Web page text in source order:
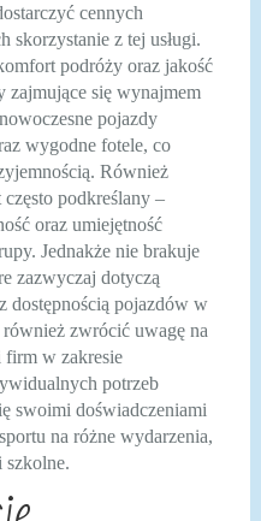
cennych
skorzystanie z tej usługi.
podróży oraz jakość
zajmujące się wynajmem
pojazdy
wygodne fotele, co
Również
podkreślany –
oraz umiejętność
Jednakże nie brakuje
zazwyczaj dotyczą
dostępnością pojazdów w
zwrócić uwagę na
firm w zakresie
potrzeb
swoimi doświadczeniami
na różne wydarzenia,
szkolne.